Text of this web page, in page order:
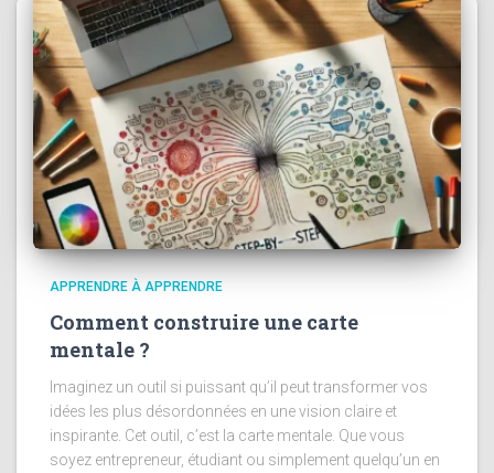
APPRENDRE À APPRENDRE
Comment construire une carte
mentale ?
Imaginez un outil si puissant qu’il peut transformer vos
idées les plus désordonnées en une vision claire et
inspirante. Cet outil, c’est la carte mentale. Que vous
soyez entrepreneur, étudiant ou simplement quelqu’un en